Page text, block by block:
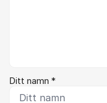
Ditt namn *